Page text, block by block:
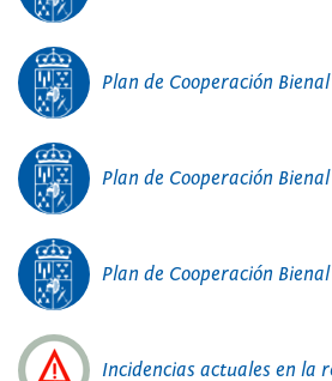
Plan de Cooperación Bienal
Plan de Cooperación Bienal
Plan de Cooperación Bienal
Incidencias actuales en la